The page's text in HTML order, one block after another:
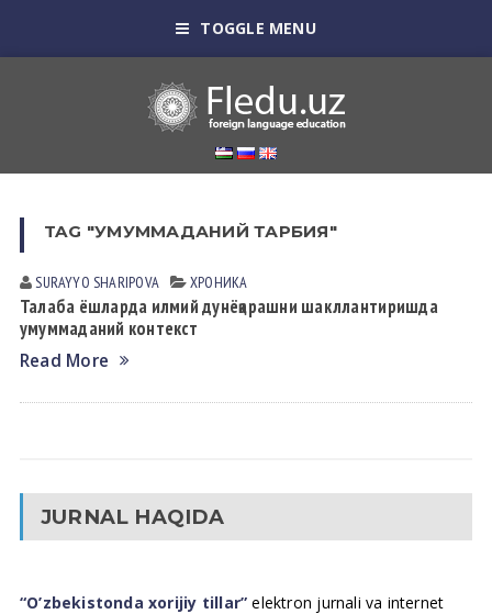
TOGGLE MENU
TAG "УМУММАДАНИЙ ТАРБИЯ"
SURAYYO SHАRIPOVА ХРОНИКА
Талаба ёшларда илмий дунёқарашни шакллантиришда
умуммаданий контекст
Read More
JURNAL HAQIDA
“O’zbekistonda xorijiy tillar” elektron jurnali va internet